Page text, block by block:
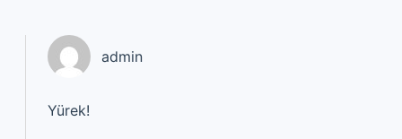
admin
Yürek!